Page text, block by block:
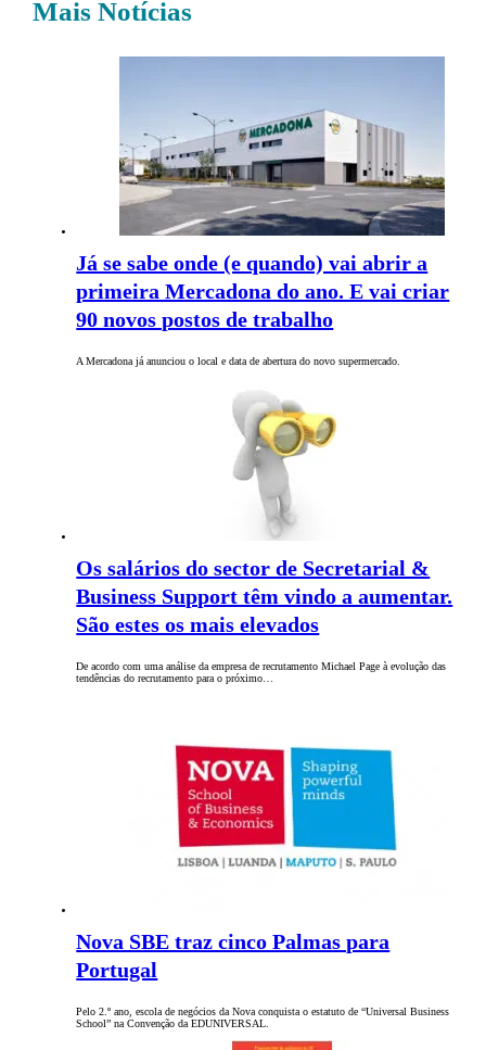
Mais Notícias
Já se sabe onde (e quando) vai abrir a
primeira Mercadona do ano. E vai criar
90 novos postos de trabalho
A Mercadona já anunciou o local e data de abertura do novo supermercado.
Os salários do sector de Secretarial &
Business Support têm vindo a aumentar.
São estes os mais elevados
De acordo com uma análise da empresa de recrutamento Michael Page à evolução das
tendências do recrutamento para o próximo…
Nova SBE traz cinco Palmas para
Portugal
Pelo 2.º ano, escola de negócios da Nova conquista o estatuto de “Universal Business
School” na Convenção da EDUNIVERSAL.